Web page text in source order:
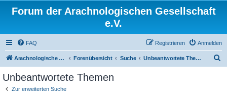
Forum der Arachnologischen Gesellschaft
e.V.
FAQ Anmelden
Registrieren
Arachnologische Gesellschaft e. V. Forenübersicht Suche Unbeantwortete Themen
Unbeantwortete Themen
Zur erweiterten Suche